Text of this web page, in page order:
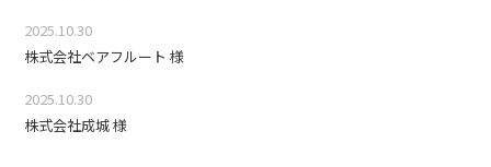
2025.10.30
株式会社ベアフルート 様
2025.10.30
株式会社成城 様